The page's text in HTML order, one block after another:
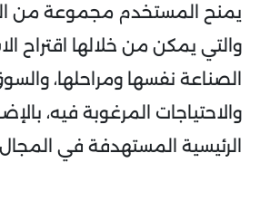
يمنح المستخدم مجموعة من
والتي يمكن من خلالها اقتراح
الصناعة نفسها ومراحلها،
والاحتياجات المرغوبة فيه،
الرئيسية المستهدفة في